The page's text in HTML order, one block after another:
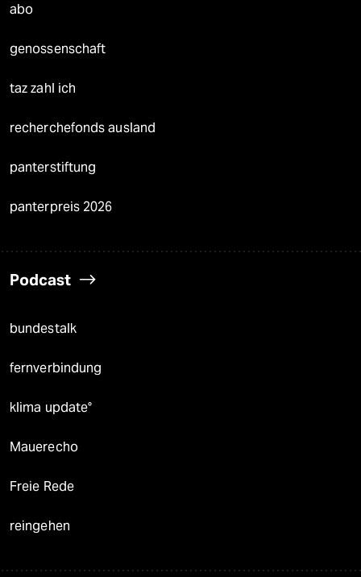
abo
genossenschaft
taz zahl ich
recherchefonds ausland
panterstiftung
panterpreis 2026
Podcast
bundestalk
fernverbindung
klima update°
Mauerecho
Freie Rede
reingehen